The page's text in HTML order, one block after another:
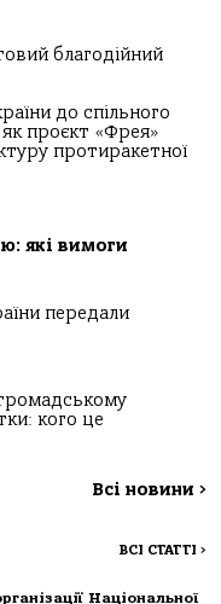
благодійний
до спільного
проєкт «Фрея»
протиракетної
які вимоги
передали
кого це
Всі новини >
ВСІ СТАТТІ >
Національної